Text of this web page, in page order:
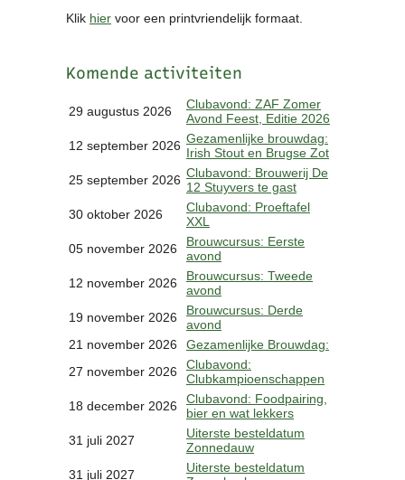
Klik hier voor een printvriendelijk formaat.
Komende activiteiten
29 augustus 2026
Clubavond: ZAF Zomer
Avond Feest, Editie 2026
12 september 2026 Gezamenlijke brouwdag:
Irish Stout en Brugse Zot
25 september 2026 Clubavond: Brouwerij De
12 Stuyvers te gast
30 oktober 2026
Clubavond: Proeftafel
XXL
05 november 2026
Brouwcursus: Eerste
avond
12 november 2026
Brouwcursus: Tweede
avond
19 november 2026
Brouwcursus: Derde
avond
21 november 2026
Gezamenlijke Brouwdag:
27 november 2026
Clubavond:
Clubkampioenschappen
18 december 2026
Clubavond: Foodpairing,
bier en wat lekkers
31 juli 2027
Uiterste besteldatum
Zonnedauw
31 juli 2027
Uiterste besteldatum
Vereniging
Informatie
- Historie
Reglementen
Privacyverklaring
Commissies
Wedstrijduitslagen
Prijzen
Bijzondere Leden
- Keurmeesters
- Professioneel
- Biersommeliers
Recepten
Zoeken